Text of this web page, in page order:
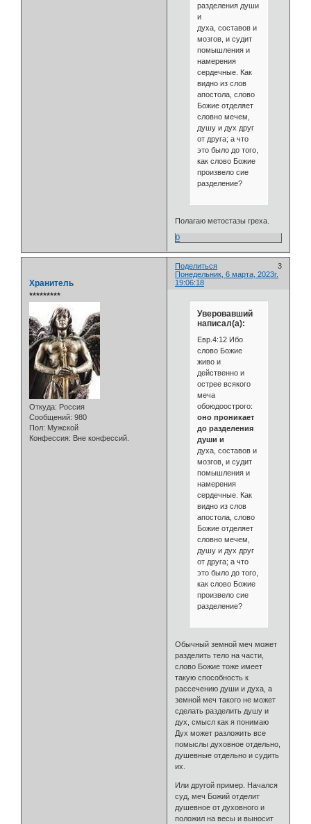
разделения души
и
духа, составов и
мозгов, и судит
помышления и
намерения
сердечные. Как
видно из слов
апостола, слово
Божие отделяет
словно мечем,
душу и дух друг
от друга; а что
это было до того,
как слово Божие
произвело сие
разделение?
Полагаю метостазы греха.
0
Поделиться
3
Понедельник, 6 марта, 2023г.
19:06:18
Хранитель
⭒⭒⭒⭒⭒⭒⭒⭒⭒
Откуда: Россия
Сообщений: 980
Пол: Мужской
Конфессия: Вне конфессий.
Уверовавший
написал(а):
Евр.4:12 Ибо
слово Божие
живо и
действенно и
острее всякого
меча
обоюдоострого:
оно проникает
до разделения
души и
духа, составов и
мозгов, и судит
помышления и
намерения
сердечные. Как
видно из слов
апостола, слово
Божие отделяет
словно мечем,
душу и дух друг
от друга; а что
это было до того,
как слово Божие
произвело сие
разделение?
Обычный земной меч может
разделить тело на части,
слово Божие тоже имеет
такую способность к
рассечению души и духа, а
земной меч такого не может
сделать разделить душу и
дух, смысл как я понимаю
Дух может разложить все
помыслы духовное отдельно,
душевные отдельно и судить
их.
Или другой пример. Начался
суд, меч Божий отделит
душевное от духовного и
положил на весы и выносит